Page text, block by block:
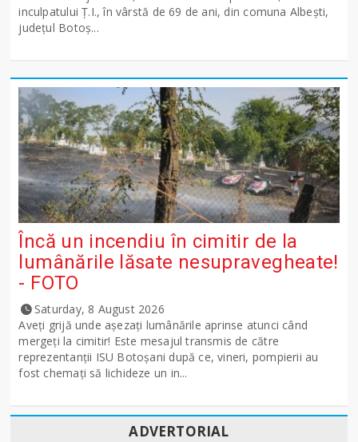
inculpatului Ț.I., în vârstă de 69 de ani, din comuna Albești,
județul Botoș...
Încă un incendiu în cimitir de la
lumânările lăsate nesupravegheate!
- FOTO
Saturday, 8 August 2026
Aveți grijă unde așezați lumânările aprinse atunci când
mergeți la cimitir! Este mesajul transmis de către
reprezentanții ISU Botoșani după ce, vineri, pompierii au
fost chemați să lichideze un in...
ADVERTORIAL